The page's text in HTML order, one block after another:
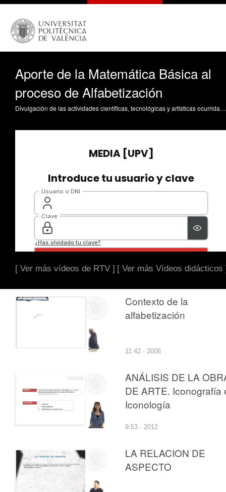
Aporte de la Matemática Básica al
proceso de Alfabetización
Divulgación de las actividades científicas, tecnológicas y artísticas ocurridas en los tres campus de la UPV
[ Ver más vídeos de RTV ] [ Ver más Vídeos didácticos
Contexto de la
alfabetización
11:42 · 2006
ANÁLISIS DE LA
DE ARTE. Iconografía
Iconología
9:53 · 2012
LA RELACION DE
ASPECTO